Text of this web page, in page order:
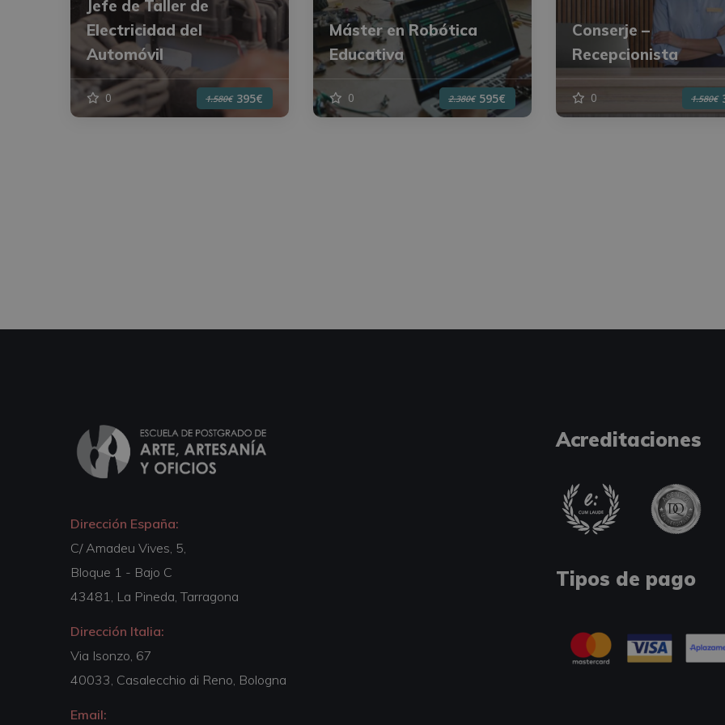
Jefe de Taller de
Electricidad del
Automóvil
0 1.580€ 395€
Máster en Robótica
Educativa
0 2.380€ 595€
Conserje –
Recepcionista
0 1.580€
Dirección España:
C/ Amadeu Vives, 5,
Bloque 1 - Bajo C
43481, La Pineda, Tarragona
Dirección Italia:
Via Isonzo, 67
40033, Casalecchio di Reno, Bologna
Email:
Acreditaciones
Tipos de pago